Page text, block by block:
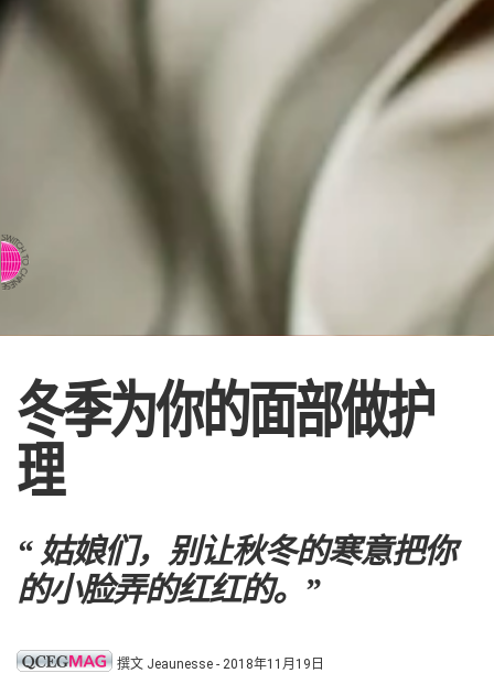
冬季为你的面部做护
理
“ 姑娘们，别让秋冬的寒意把你
的小脸弄的红红的。”
撰文 Jeaunesse - 2018年11月19日